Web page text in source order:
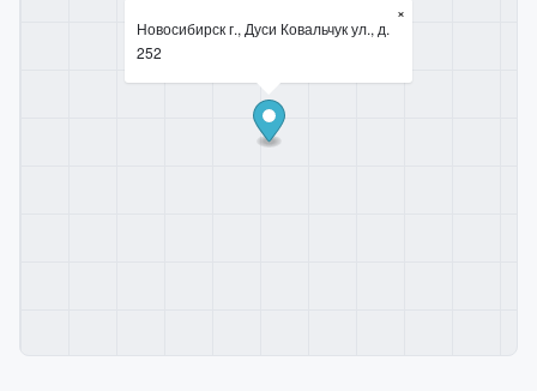
Новосибирск г., Дуси Ковальчук ул., д.
252
×